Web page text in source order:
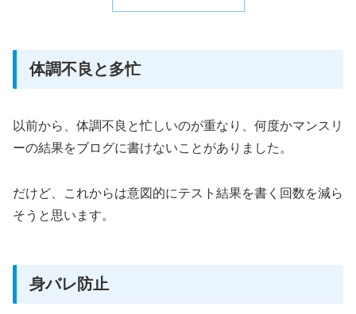
体調不良と多忙
以前から、体調不良と忙しいのが重なり、何度かマンスリ
ーの結果をブログに書けないことがありました。
だけど、これからは意図的にテスト結果を書く回数を減ら
そうと思います。
身バレ防止